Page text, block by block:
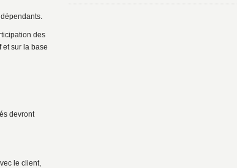
des
et sur la base
devront
le client,